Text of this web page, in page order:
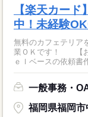
【楽天カー
中！未経験
無料のカフェテリア
業ＯＫです！ 【お
ｅｌベースの依頼書
一般事務・
福岡県福岡市